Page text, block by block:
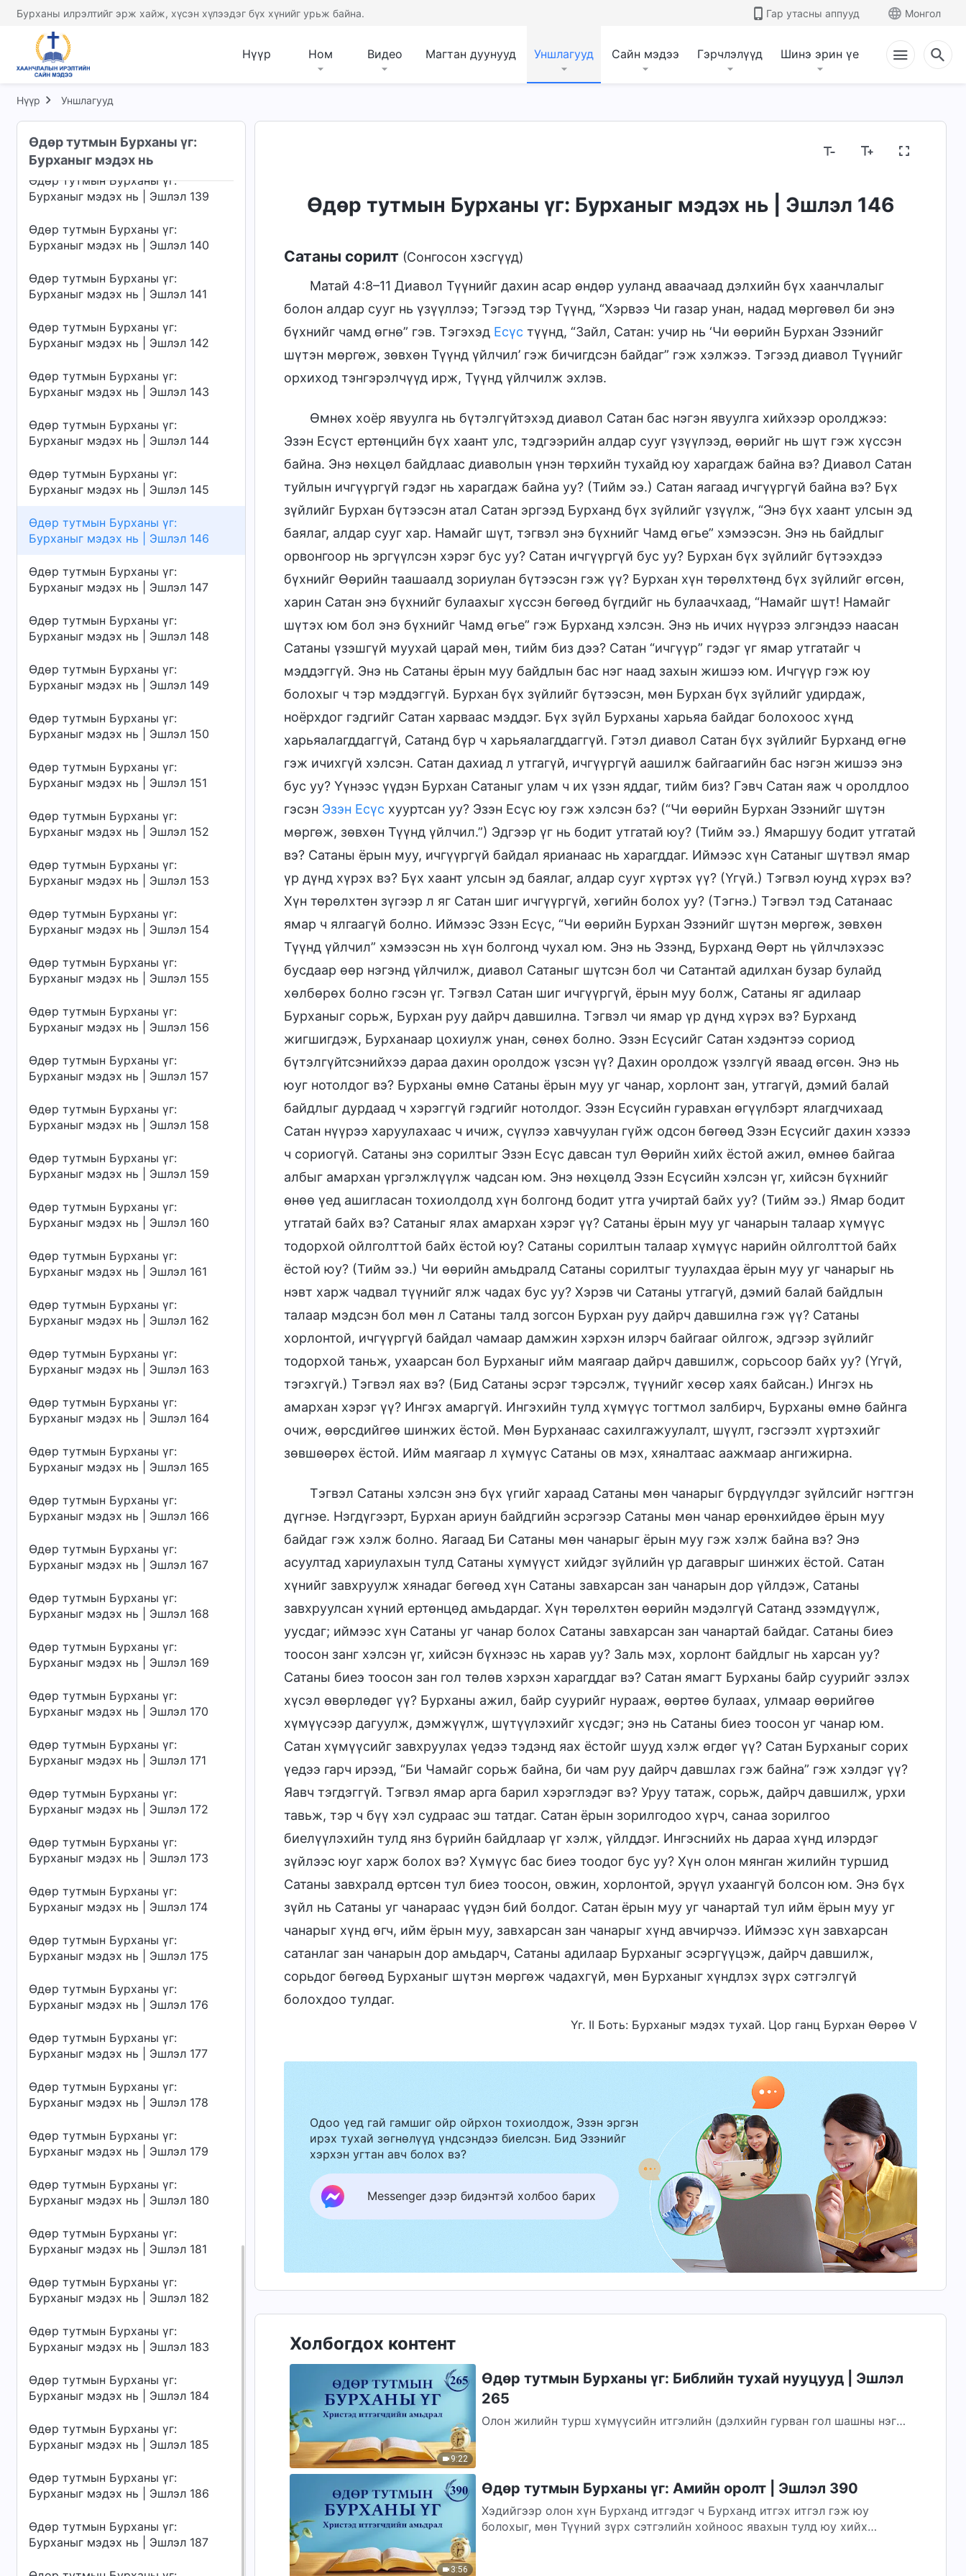
Бурханы илрэлтийг эрж хайж, хүсэн хүлээдэг бүх хүнийг урьж байна. Гар утасны аппууд Монгол
Нүүр Ном Видео Магтан дуунууд Уншлагууд Сайн мэдээ Гэрчлэлүүд Шинэ эрин үе
Нүүр Уншлагууд
Өдөр тутмын Бурханы үг:
Бурханыг мэдэх нь
Өдөр тутмын Бурханы үг:
Бурханыг мэдэх нь | Эшлэл 136
Бурханыг мэдэх нь | Эшлэл 137
Бурханыг мэдэх нь | Эшлэл 138
Өдөр тутмын Бурханы үг:
Бурханыг мэдэх нь | Эшлэл 139
Өдөр тутмын Бурханы үг:
Бурханыг мэдэх нь | Эшлэл 140
Өдөр тутмын Бурханы үг:
Бурханыг мэдэх нь | Эшлэл 141
Өдөр тутмын Бурханы үг:
Бурханыг мэдэх нь | Эшлэл 142
Өдөр тутмын Бурханы үг:
Бурханыг мэдэх нь | Эшлэл 143
Өдөр тутмын Бурханы үг:
Бурханыг мэдэх нь | Эшлэл 144
Өдөр тутмын Бурханы үг:
Бурханыг мэдэх нь | Эшлэл 145
Өдөр тутмын Бурханы үг:
Бурханыг мэдэх нь | Эшлэл 146
Өдөр тутмын Бурханы үг:
Бурханыг мэдэх нь | Эшлэл 147
Өдөр тутмын Бурханы үг:
Бурханыг мэдэх нь | Эшлэл 148
Өдөр тутмын Бурханы үг:
Бурханыг мэдэх нь | Эшлэл 149
Өдөр тутмын Бурханы үг:
Бурханыг мэдэх нь | Эшлэл 150
Өдөр тутмын Бурханы үг:
Бурханыг мэдэх нь | Эшлэл 151
Өдөр тутмын Бурханы үг:
Бурханыг мэдэх нь | Эшлэл 152
Өдөр тутмын Бурханы үг:
Бурханыг мэдэх нь | Эшлэл 153
Өдөр тутмын Бурханы үг:
Бурханыг мэдэх нь | Эшлэл 154
Өдөр тутмын Бурханы үг:
Бурханыг мэдэх нь | Эшлэл 155
Өдөр тутмын Бурханы үг:
Бурханыг мэдэх нь | Эшлэл 156
Өдөр тутмын Бурханы үг:
Бурханыг мэдэх нь | Эшлэл 157
Өдөр тутмын Бурханы үг:
Бурханыг мэдэх нь | Эшлэл 158
Өдөр тутмын Бурханы үг:
Бурханыг мэдэх нь | Эшлэл 159
Өдөр тутмын Бурханы үг:
Бурханыг мэдэх нь | Эшлэл 160
Өдөр тутмын Бурханы үг:
Бурханыг мэдэх нь | Эшлэл 161
Өдөр тутмын Бурханы үг:
Бурханыг мэдэх нь | Эшлэл 162
Өдөр тутмын Бурханы үг:
Бурханыг мэдэх нь | Эшлэл 163
Өдөр тутмын Бурханы үг:
Бурханыг мэдэх нь | Эшлэл 164
Өдөр тутмын Бурханы үг:
Бурханыг мэдэх нь | Эшлэл 165
Өдөр тутмын Бурханы үг:
Бурханыг мэдэх нь | Эшлэл 166
Өдөр тутмын Бурханы үг:
Бурханыг мэдэх нь | Эшлэл 167
Өдөр тутмын Бурханы үг:
Бурханыг мэдэх нь | Эшлэл 168
Өдөр тутмын Бурханы үг:
Бурханыг мэдэх нь | Эшлэл 169
Өдөр тутмын Бурханы үг:
Бурханыг мэдэх нь | Эшлэл 170
Өдөр тутмын Бурханы үг:
Бурханыг мэдэх нь | Эшлэл 171
Өдөр тутмын Бурханы үг:
Бурханыг мэдэх нь | Эшлэл 172
Өдөр тутмын Бурханы үг:
Бурханыг мэдэх нь | Эшлэл 173
Өдөр тутмын Бурханы үг:
Бурханыг мэдэх нь | Эшлэл 174
Өдөр тутмын Бурханы үг:
Бурханыг мэдэх нь | Эшлэл 175
Өдөр тутмын Бурханы үг:
Бурханыг мэдэх нь | Эшлэл 176
Өдөр тутмын Бурханы үг:
Бурханыг мэдэх нь | Эшлэл 177
Өдөр тутмын Бурханы үг:
Бурханыг мэдэх нь | Эшлэл 178
Өдөр тутмын Бурханы үг:
Бурханыг мэдэх нь | Эшлэл 179
Өдөр тутмын Бурханы үг:
Бурханыг мэдэх нь | Эшлэл 180
Өдөр тутмын Бурханы үг:
Бурханыг мэдэх нь | Эшлэл 181
Өдөр тутмын Бурханы үг:
Бурханыг мэдэх нь | Эшлэл 182
Өдөр тутмын Бурханы үг:
Бурханыг мэдэх нь | Эшлэл 183
Өдөр тутмын Бурханы үг:
Бурханыг мэдэх нь | Эшлэл 184
Өдөр тутмын Бурханы үг:
Бурханыг мэдэх нь | Эшлэл 185
Өдөр тутмын Бурханы үг:
Бурханыг мэдэх нь | Эшлэл 186
Өдөр тутмын Бурханы үг:
Бурханыг мэдэх нь | Эшлэл 187
Өдөр тутмын Бурханы үг: Бурханыг мэдэх нь | Эшлэл 146
Сатаны сорилт (Сонгосон хэсгүүд)
Матай 4:8–11 Диавол Түүнийг дахин асар өндөр ууланд аваачаад дэлхийн бүх хаанчлалыг
болон алдар сууг нь үзүүллээ; Тэгээд тэр Түүнд, “Хэрвээ Чи газар унан, надад мөргөвөл би энэ
бүхнийг чамд өгнө” гэв. Тэгэхэд Есүс түүнд, “Зайл, Сатан: учир нь ‘Чи өөрийн Бурхан Эзэнийг
шүтэн мөргөж, зөвхөн Түүнд үйлчил’ гэж бичигдсэн байдаг” гэж хэлжээ. Тэгээд диавол Түүнийг
орхиход тэнгэрэлчүүд ирж, Түүнд үйлчилж эхлэв.
Өмнөх хоёр явуулга нь бүтэлгүйтэхэд диавол Сатан бас нэгэн явуулга хийхээр оролджээ:
Эзэн Есүст ертөнцийн бүх хаант улс, тэдгээрийн алдар сууг үзүүлээд, өөрийг нь шүт гэж хүссэн
байна. Энэ нөхцөл байдлаас диаволын үнэн төрхийн тухайд юу харагдаж байна вэ? Диавол Сатан
туйлын ичгүүргүй гэдэг нь харагдаж байна уу? (Тийм ээ.) Сатан яагаад ичгүүргүй байна вэ? Бүх
зүйлийг Бурхан бүтээсэн атал Сатан эргээд Бурханд бүх зүйлийг үзүүлж, “Энэ бүх хаант улсын эд
баялаг, алдар сууг хар. Намайг шүт, тэгвэл энэ бүхнийг Чамд өгье” хэмээсэн. Энэ нь байдлыг
орвонгоор нь эргүүлсэн хэрэг бус уу? Сатан ичгүүргүй бус уу? Бурхан бүх зүйлийг бүтээхдээ
бүхнийг Өөрийн таашаалд зориулан бүтээсэн гэж үү? Бурхан хүн төрөлхтөнд бүх зүйлийг өгсөн,
харин Сатан энэ бүхнийг булаахыг хүссэн бөгөөд бүгдийг нь булаачхаад, “Намайг шүт! Намайг
шүтэх юм бол энэ бүхнийг Чамд өгье” гэж Бурханд хэлсэн. Энэ нь ичих нүүрээ элгэндээ наасан
Сатаны үзэшгүй муухай царай мөн, тийм биз дээ? Сатан “ичгүүр” гэдэг үг ямар утгатайг ч
мэддэггүй. Энэ нь Сатаны ёрын муу байдлын бас нэг наад захын жишээ юм. Ичгүүр гэж юу
болохыг ч тэр мэддэггүй. Бурхан бүх зүйлийг бүтээсэн, мөн Бурхан бүх зүйлийг удирдаж,
ноёрхдог гэдгийг Сатан харваас мэддэг. Бүх зүйл Бурханы харьяа байдаг болохоос хүнд
харьяалагддаггүй, Сатанд бүр ч харьяалагддаггүй. Гэтэл диавол Сатан бүх зүйлийг Бурханд өгнө
гэж ичихгүй хэлсэн. Сатан дахиад л утгагүй, ичгүүргүй аашилж байгаагийн бас нэгэн жишээ энэ
бус уу? Үүнээс үүдэн Бурхан Сатаныг улам ч их үзэн яддаг, тийм биз? Гэвч Сатан яаж ч оролдлоо
гэсэн Эзэн Есүс хууртсан уу? Эзэн Есүс юу гэж хэлсэн бэ? (“Чи өөрийн Бурхан Эзэнийг шүтэн
мөргөж, зөвхөн Түүнд үйлчил.”) Эдгээр үг нь бодит утгатай юу? (Тийм ээ.) Ямаршуу бодит утгатай
вэ? Сатаны ёрын муу, ичгүүргүй байдал ярианаас нь харагддаг. Иймээс хүн Сатаныг шүтвэл ямар
үр дүнд хүрэх вэ? Бүх хаант улсын эд баялаг, алдар сууг хүртэх үү? (Үгүй.) Тэгвэл юунд хүрэх вэ?
Хүн төрөлхтөн зүгээр л яг Сатан шиг ичгүүргүй, хөгийн болох уу? (Тэгнэ.) Тэгвэл тэд Сатанаас
ямар ч ялгаагүй болно. Иймээс Эзэн Есүс, “Чи өөрийн Бурхан Эзэнийг шүтэн мөргөж, зөвхөн
Түүнд үйлчил” хэмээсэн нь хүн болгонд чухал юм. Энэ нь Эзэнд, Бурханд Өөрт нь үйлчлэхээс
бусдаар өөр нэгэнд үйлчилж, диавол Сатаныг шүтсэн бол чи Сатантай адилхан бузар булайд
хөлбөрөх болно гэсэн үг. Тэгвэл Сатан шиг ичгүүргүй, ёрын муу болж, Сатаны яг адилаар
Бурханыг сорьж, Бурхан руу дайрч давшилна. Тэгвэл чи ямар үр дүнд хүрэх вэ? Бурханд
жигшигдэж, Бурханаар цохиулж унан, сөнөх болно. Эзэн Есүсийг Сатан хэдэнтээ сориод
бүтэлгүйтсэнийхээ дараа дахин оролдож үзсэн үү? Дахин оролдож үзэлгүй яваад өгсөн. Энэ нь
юуг нотолдог вэ? Бурханы өмнө Сатаны ёрын муу уг чанар, хорлонт зан, утгагүй, дэмий балай
байдлыг дурдаад ч хэрэггүй гэдгийг нотолдог. Эзэн Есүсийн гуравхан өгүүлбэрт ялагдчихаад
Сатан нүүрээ харуулахаас ч ичиж, сүүлээ хавчуулан гүйж одсон бөгөөд Эзэн Есүсийг дахин хэзээ
ч сориогүй. Сатаны энэ сорилтыг Эзэн Есүс давсан тул Өөрийн хийх ёстой ажил, өмнөө байгаа
албыг амархан үргэлжлүүлж чадсан юм. Энэ нөхцөлд Эзэн Есүсийн хэлсэн үг, хийсэн бүхнийг
өнөө үед ашигласан тохиолдолд хүн болгонд бодит утга учиртай байх уу? (Тийм ээ.) Ямар бодит
утгатай байх вэ? Сатаныг ялах амархан хэрэг үү? Сатаны ёрын муу уг чанарын талаар хүмүүс
тодорхой ойлголттой байх ёстой юу? Сатаны сорилтын талаар хүмүүс нарийн ойлголттой байх
ёстой юу? (Тийм ээ.) Чи өөрийн амьдралд Сатаны сорилтыг туулахдаа ёрын муу уг чанарыг нь
нэвт харж чадвал түүнийг ялж чадах бус уу? Хэрэв чи Сатаны утгагүй, дэмий балай байдлын
талаар мэдсэн бол мөн л Сатаны талд зогсон Бурхан руу дайрч давшилна гэж үү? Сатаны
хорлонтой, ичгүүргүй байдал чамаар дамжин хэрхэн илэрч байгааг ойлгож, эдгээр зүйлийг
тодорхой таньж, ухаарсан бол Бурханыг ийм маягаар дайрч давшилж, сорьсоор байх уу? (Үгүй,
тэгэхгүй.) Тэгвэл яах вэ? (Бид Сатаны эсрэг тэрсэлж, түүнийг хөсөр хаях байсан.) Ингэх нь
амархан хэрэг үү? Ингэх амаргүй. Ингэхийн тулд хүмүүс тогтмол залбирч, Бурханы өмнө байнга
очиж, өөрсдийгөө шинжих ёстой. Мөн Бурханаас сахилгажуулалт, шүүлт, гэсгээлт хүртэхийг
зөвшөөрөх ёстой. Ийм маягаар л хүмүүс Сатаны ов мэх, хяналтаас аажмаар ангижирна.
Тэгвэл Сатаны хэлсэн энэ бүх үгийг хараад Сатаны мөн чанарыг бүрдүүлдэг зүйлсийг нэгтгэн
дүгнэе. Нэгдүгээрт, Бурхан ариун байдгийн эсрэгээр Сатаны мөн чанар ерөнхийдөө ёрын муу
байдаг гэж хэлж болно. Яагаад Би Сатаны мөн чанарыг ёрын муу гэж хэлж байна вэ? Энэ
асуултад хариулахын тулд Сатаны хүмүүст хийдэг зүйлийн үр дагаврыг шинжих ёстой. Сатан
хүнийг завхруулж хянадаг бөгөөд хүн Сатаны завхарсан зан чанарын дор үйлдэж, Сатаны
завхруулсан хүний ертөнцөд амьдардаг. Хүн төрөлхтөн өөрийн мэдэлгүй Сатанд эзэмдүүлж,
уусдаг; иймээс хүн Сатаны уг чанар болох Сатаны завхарсан зан чанартай байдаг. Сатаны биеэ
тоосон занг хэлсэн үг, хийсэн бүхнээс нь харав уу? Заль мэх, хорлонт байдлыг нь харсан уу?
Сатаны биеэ тоосон зан гол төлөв хэрхэн харагддаг вэ? Сатан ямагт Бурханы байр суурийг эзлэх
хүсэл өвөрлөдөг үү? Бурханы ажил, байр суурийг нурааж, өөртөө булаах, улмаар өөрийгөө
хүмүүсээр дагуулж, дэмжүүлж, шүтүүлэхийг хүсдэг; энэ нь Сатаны биеэ тоосон уг чанар юм.
Сатан хүмүүсийг завхруулах үедээ тэдэнд яах ёстойг шууд хэлж өгдөг үү? Сатан Бурханыг сорих
үедээ гарч ирээд, “Би Чамайг сорьж байна, би чам руу дайрч давшлах гэж байна” гэж хэлдэг үү?
Яавч тэгдэггүй. Тэгвэл ямар арга барил хэрэглэдэг вэ? Уруу татаж, сорьж, дайрч давшилж, урхи
тавьж, тэр ч бүү хэл судраас эш татдаг. Сатан ёрын зорилгодоо хүрч, санаа зорилгоо
биелүүлэхийн тулд янз бүрийн байдлаар үг хэлж, үйлддэг. Ингэснийх нь дараа хүнд илэрдэг
зүйлээс юуг харж болох вэ? Хүмүүс бас биеэ тоодог бус уу? Хүн олон мянган жилийн туршид
Сатаны завхралд өртсөн тул биеэ тоосон, овжин, хорлонтой, эрүүл ухаангүй болсон юм. Энэ бүх
зүйл нь Сатаны уг чанараас үүдэн бий болдог. Сатан ёрын муу уг чанартай тул ийм ёрын муу уг
чанарыг хүнд өгч, ийм ёрын муу, завхарсан зан чанарыг хүнд авчирчээ. Иймээс хүн завхарсан
сатанлаг зан чанарын дор амьдарч, Сатаны адилаар Бурханыг эсэргүүцэж, дайрч давшилж,
сорьдог бөгөөд Бурханыг шүтэн мөргөж чадахгүй, мөн Бурханыг хүндлэх зүрх сэтгэлгүй
болохдоо тулдаг.
Үг. II Боть: Бурханыг мэдэх тухай. Цор ганц Бурхан Өөрөө V
Одоо үед гай гамшиг ойр ойрхон тохиолдож, Эзэн эргэн
ирэх тухай зөгнөлүүд үндсэндээ биелсэн. Бид Эзэнийг
хэрхэн угтан авч болох вэ?
Messenger дээр бидэнтэй холбоо барих
Холбогдох контент
9:22
Өдөр тутмын Бурханы үг: Библийн тухай нууцууд | Эшлэл
265
Олон жилийн турш хүмүүсийн итгэлийн (дэлхийн гурван гол шашны нэг
3:56
Өдөр тутмын Бурханы үг: Амийн оролт | Эшлэл 390
Хэдийгээр олон хүн Бурханд итгэдэг ч Бурханд итгэх итгэл гэж юу
болохыг, мөн Түүний зүрх сэтгэлийн хойноос явахын тулд юу хийх